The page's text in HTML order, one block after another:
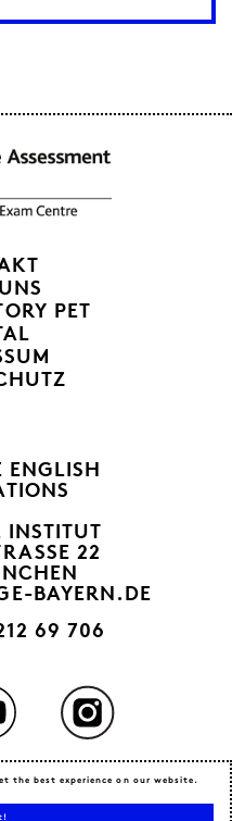
the best experience on our website.
PET
ENGLISH
INSTITUT
22
BAYERN.DE
69 706